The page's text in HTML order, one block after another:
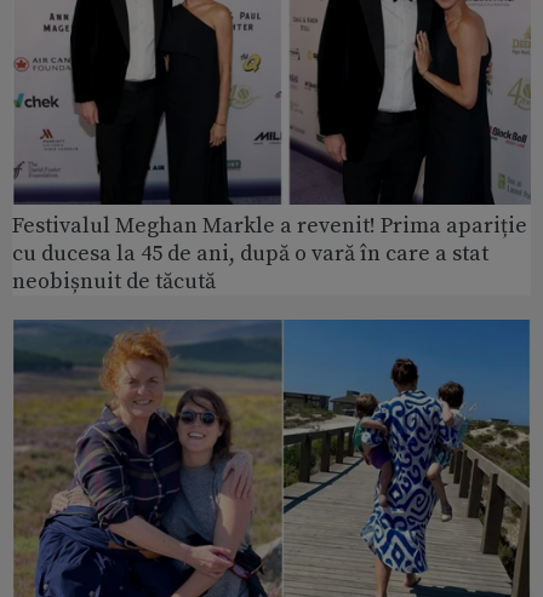
Festivalul Meghan Markle a revenit! Prima apariție
cu ducesa la 45 de ani, după o vară în care a stat
neobișnuit de tăcută